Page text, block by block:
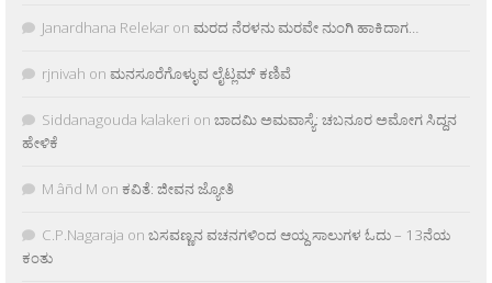
Janardhana Relekar on ಮರದ ನೆರಳನು ಮರವೇ ನುಂಗಿ ಹಾಕಿದಾಗ…
rjnivah on ಮನಸೂರೆಗೊಳ್ಳುವ ಲೈಟ್ಲಮ್ ಕಣಿವೆ
Siddanagouda kalakeri on ಬಾದಮಿ ಅಮವಾಸ್ಯೆ: ಚಬನೂರ ಅಮೋಗ ಸಿದ್ದನ
ಹೇಳಿಕೆ
M âñd M on ಕವಿತೆ: ಜೀವನ ಜ್ಯೋತಿ
C.P.Nagaraja on ಬಸವಣ್ಣನ ವಚನಗಳಿಂದ ಆಯ್ದ ಸಾಲುಗಳ ಓದು – 13ನೆಯ
ಕಂತು